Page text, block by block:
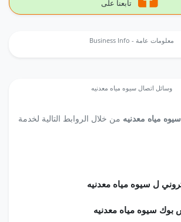
تابعنا على
Business Info - معلومات عامة
وسائل اتصال سيوه مياه معدنيه
سيوه مياه معدنيه من خلال الروابط التالية لخدمة